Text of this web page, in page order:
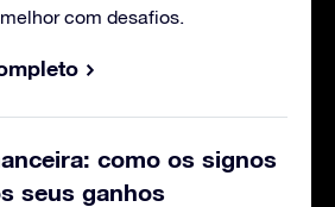
com desafios.
como os signos
seus ganhos